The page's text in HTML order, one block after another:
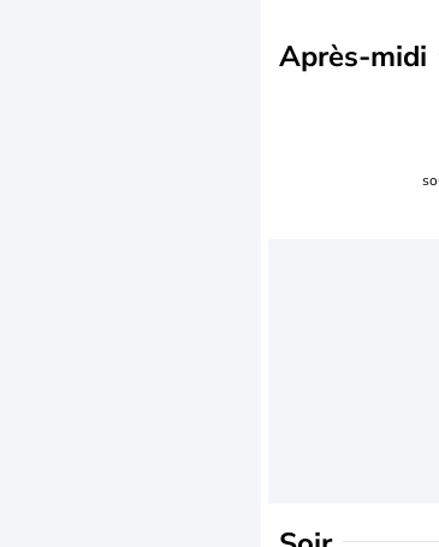
Après-midi